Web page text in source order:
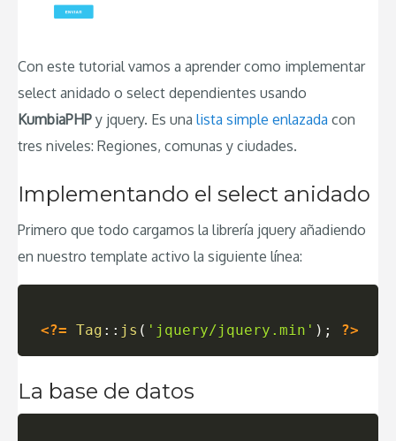
Con este tutorial vamos a aprender como implementar
select anidado o select dependientes usando
KumbiaPHP y jquery. Es una lista simple enlazada con
tres niveles: Regiones, comunas y ciudades.
Implementando el select anidado
Primero que todo cargamos la librería jquery añadiendo
en nuestro template activo la siguiente línea:
<?= Tag :: js ( 'jquery/jquery.min' ) ; ?>
La base de datos